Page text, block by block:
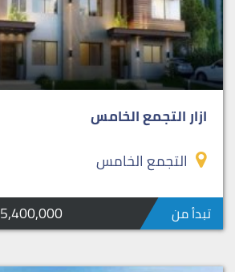
ازار التجمع الخامس
التجمع الخامس
تبدأ من 5,400,000 ج.م